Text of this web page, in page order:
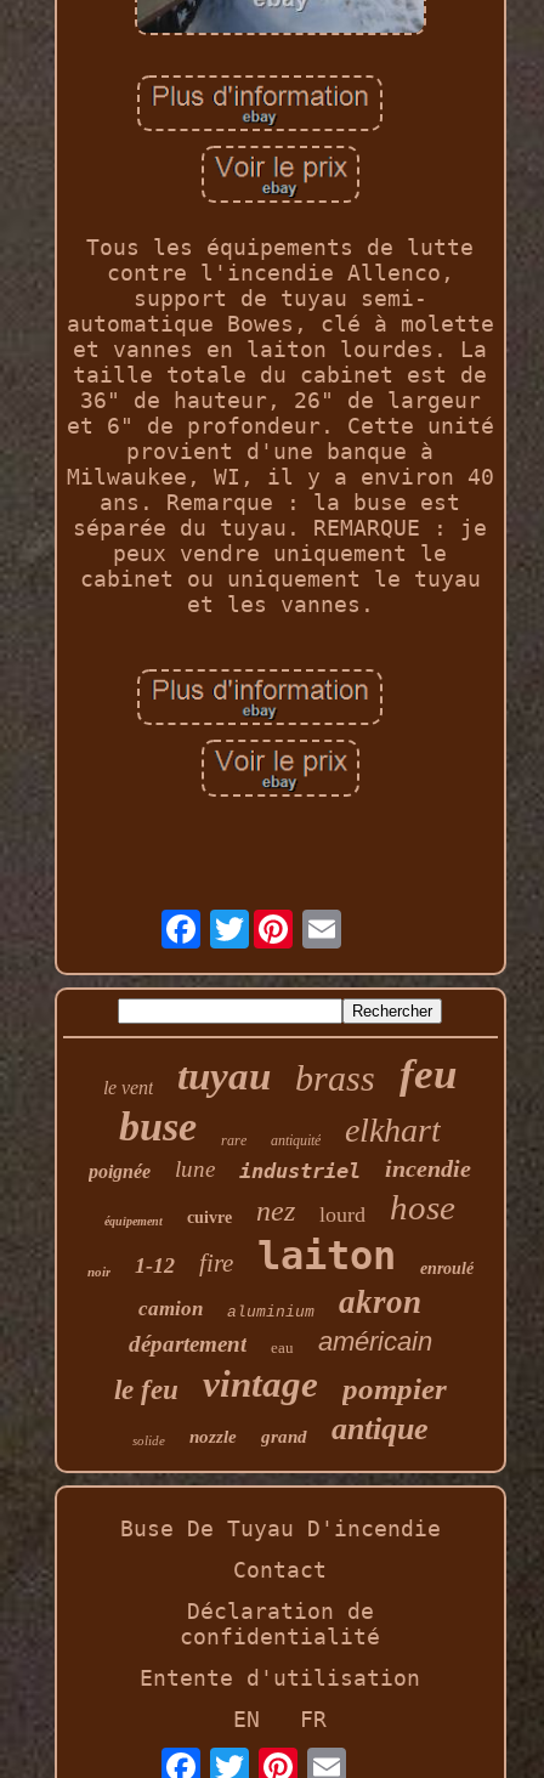
Tous les équipements de lutte
contre l'incendie Allenco,
support de tuyau semi-
automatique Bowes, clé à molette
et vannes en laiton lourdes. La
taille totale du cabinet est de
36" de hauteur, 26" de largeur
et 6" de profondeur. Cette unité
provient d'une banque à
Milwaukee, WI, il y a environ 40
ans. Remarque : la buse est
séparée du tuyau. REMARQUE : je
peux vendre uniquement le
cabinet ou uniquement le tuyau
et les vannes.
Twitter
le vent tuyau brass feu
buse rare antiquité elkhart
poignée lune industriel incendie
équipement cuivre nez lourd hose
noir 1-12 fire laiton enroulé
camion aluminium akron
département eau
américain
le feu
vintage pompier
solide nozzle grand antique
Buse De Tuyau D'incendie
Contact
Déclaration de
confidentialité
Entente d'utilisation
EN
FR